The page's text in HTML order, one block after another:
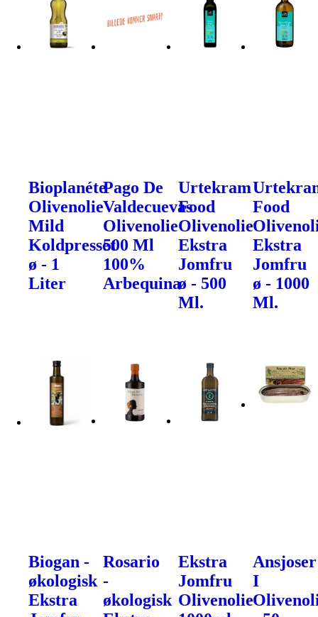
Bioplanéte
Olivenolie
Mild
Koldpresset
ø - 1
Liter
Pago De
Valdecuevas
Olivenolie
500 Ml
100%
Arbequina
Urtekram
Food
Olivenolie
Ekstra
Jomfru
ø - 500
Ml.
Food
Ekstra
Jomfru
ø - 1000
Ml.
Biogan -
økologisk
Ekstra
Rosario
-
økologisk
Ekstra
Jomfru
Olivenolie
Ansjoser
I